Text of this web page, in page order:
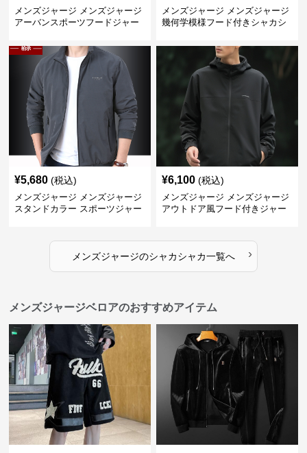
メンズジャージ メンズジャージ
アーバンスポーツフードジャー
メンズジャージ メンズジャージ
幾何学模様フード付きシャカシ
¥5,680 (税込)
メンズジャージ メンズジャージ
スタンドカラー スポーツジャー
¥6,100 (税込)
メンズジャージ メンズジャージ
アウトドア風フード付きジャー
メンズジャージのシャカシャカ一覧へ ›
メンズジャージベロアのおすすめアイテム